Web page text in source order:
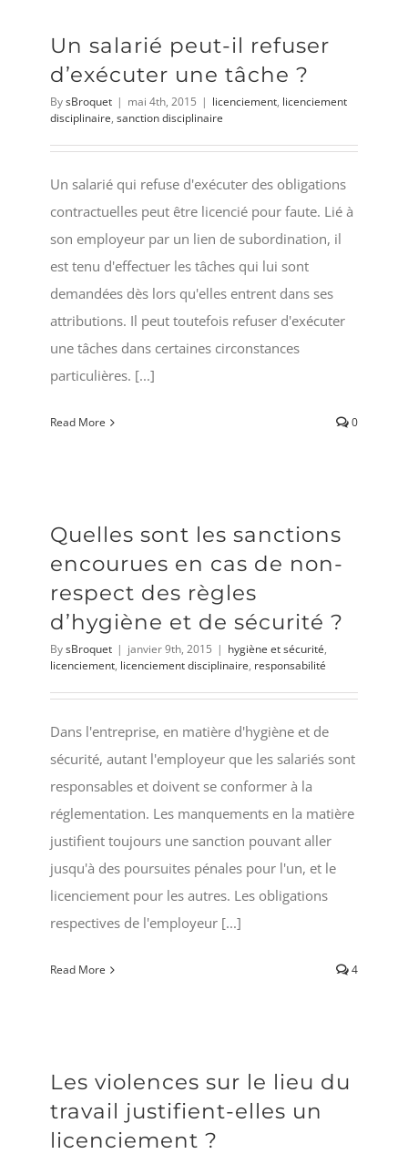
Un salarié peut-il refuser
d’exécuter une tâche ?
BysBroquet | mai 4th, 2015 | licenciement, licenciement
disciplinaire, sanction disciplinaire
Un salarié qui refuse d'exécuter des obligations
contractuelles peut être licencié pour faute. Lié à
son employeur par un lien de subordination, il
est tenu d'effectuer les tâches qui lui sont
demandées dès lors qu'elles entrent dans ses
attributions. Il peut toutefois refuser d'exécuter
une tâches dans certaines circonstances
particulières. [...]
Read More 0
Quelles sont les sanctions
encourues en cas de non-
respect des règles
d’hygiène et de sécurité ?
BysBroquet | janvier 9th, 2015 | hygiène et sécurité,
licenciement, licenciement disciplinaire, responsabilité
Dans l'entreprise, en matière d'hygiène et de
sécurité, autant l'employeur que les salariés sont
responsables et doivent se conformer à la
réglementation. Les manquements en la matière
justifient toujours une sanction pouvant aller
jusqu'à des poursuites pénales pour l'un, et le
licenciement pour les autres. Les obligations
respectives de l'employeur [...]
Read More 4
Les violences sur le lieu du
travail justifient-elles un
licenciement ?